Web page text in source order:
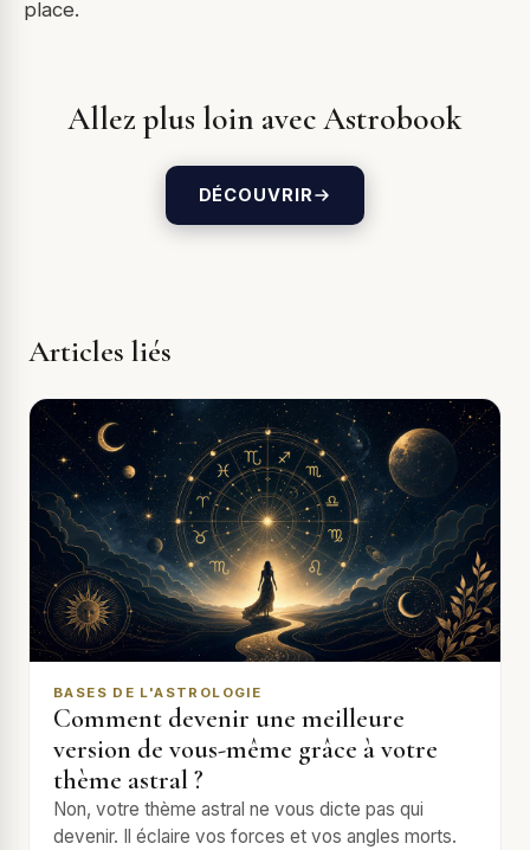
place.
Allez plus loin avec Astrobook
DÉCOUVRIR
Articles liés
BASES DE L'ASTROLOGIE
Comment devenir une meilleure
version de vous-même grâce à votre
thème astral ?
Non, votre thème astral ne vous dicte pas qui
devenir. Il éclaire vos forces et vos angles morts.